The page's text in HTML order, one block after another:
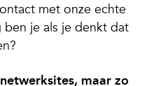
met onze echte
ben je als je denkt dat
maar zo